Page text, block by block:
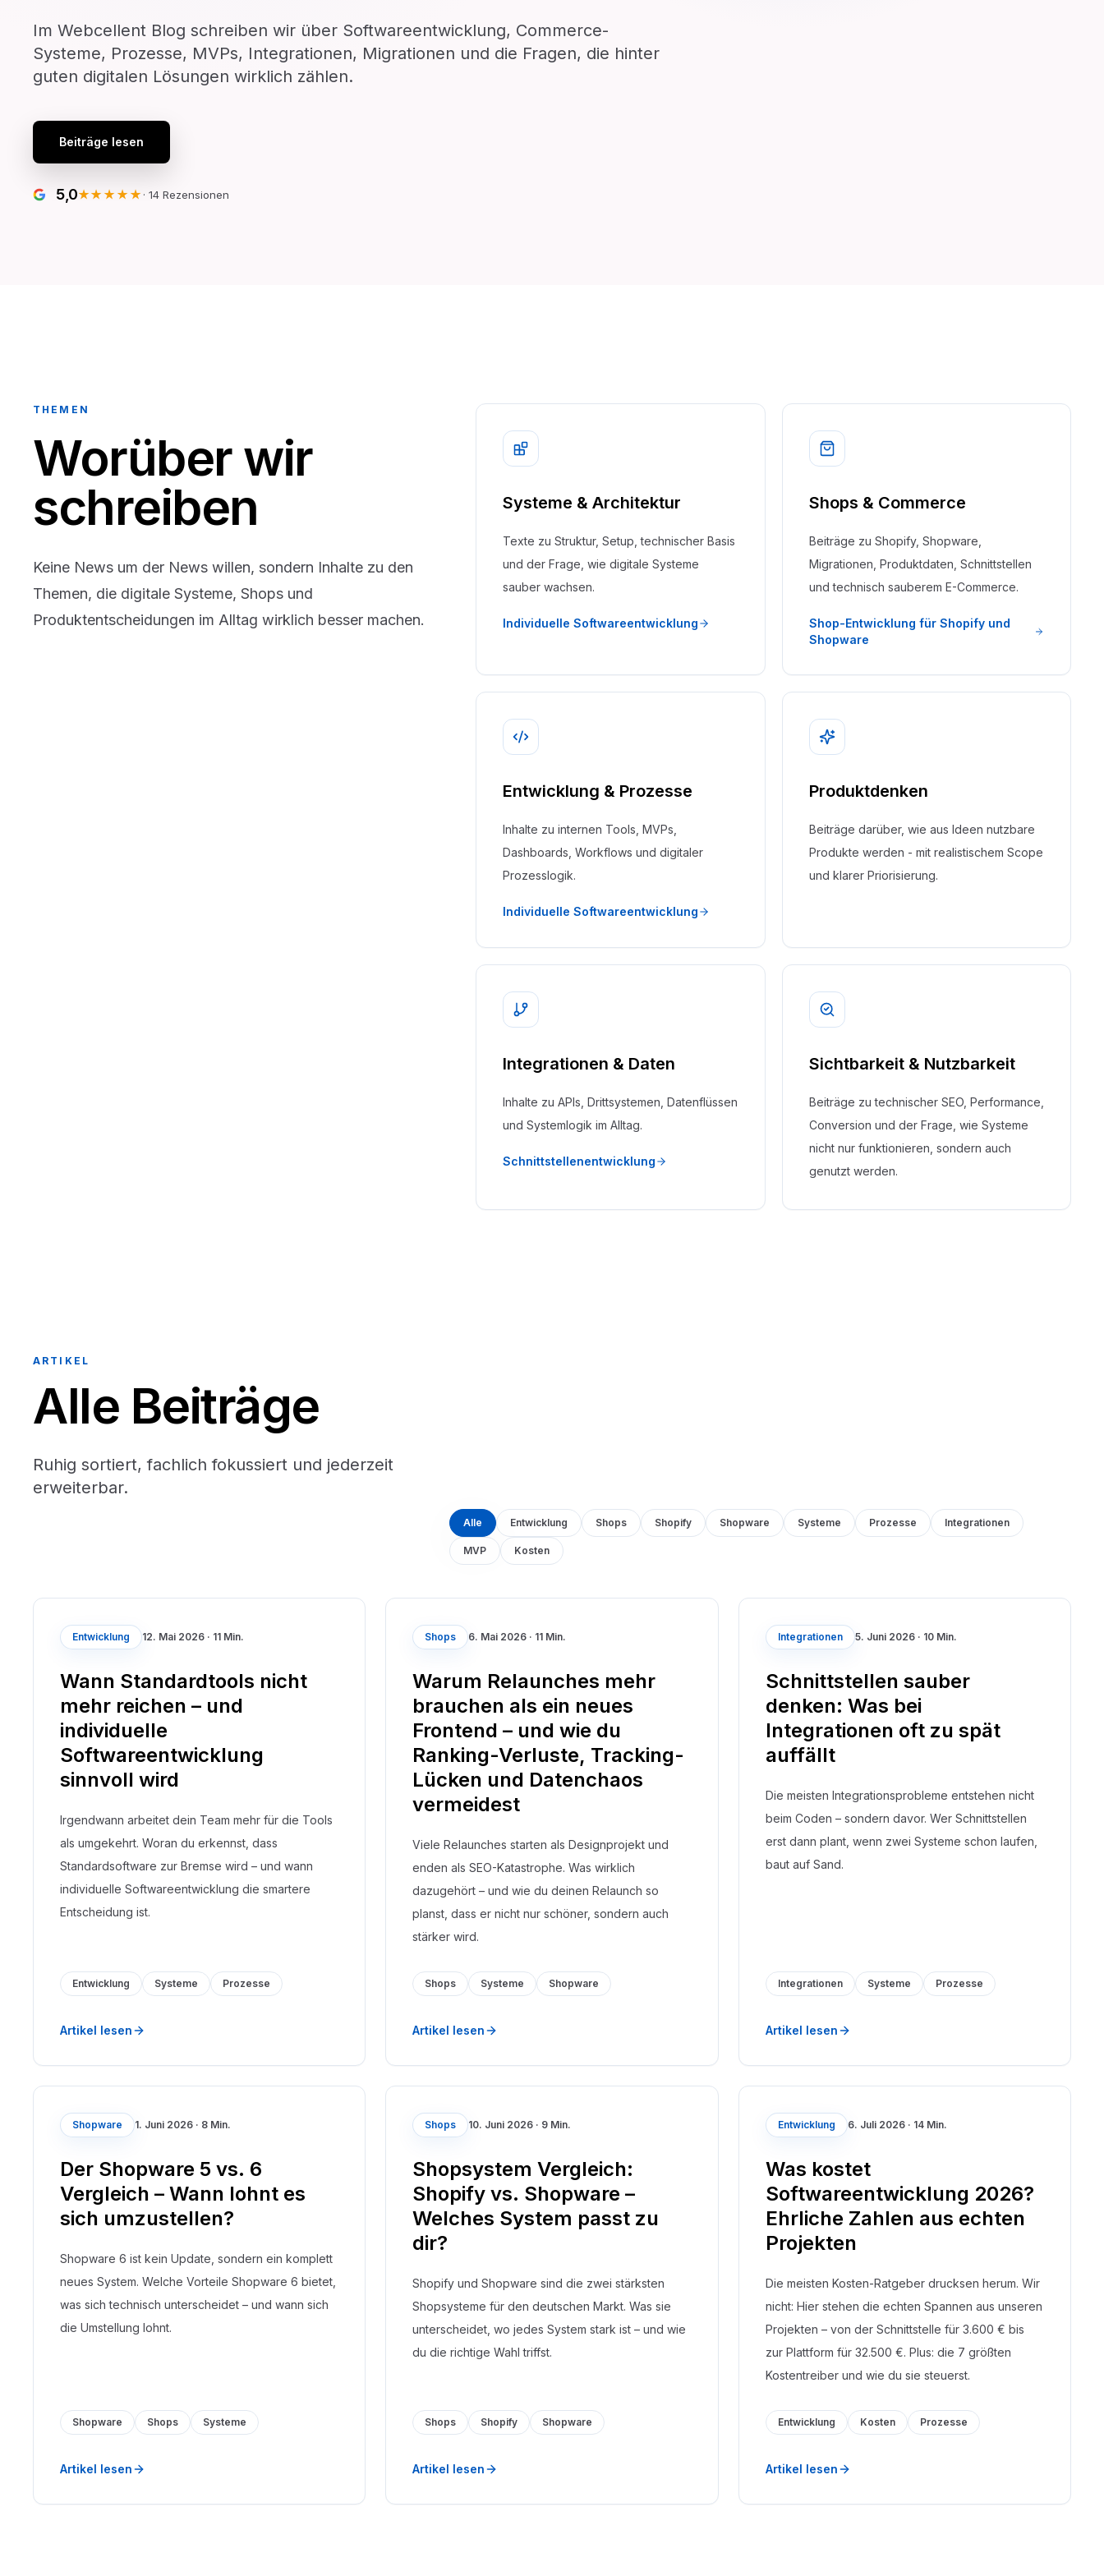
Im Webcellent Blog schreiben wir über Softwareentwicklung, Commerce-
Systeme, Prozesse, MVPs, Integrationen, Migrationen und die Fragen, die hinter
guten digitalen Lösungen wirklich zählen.
Beiträge lesen
5,0★★★★★ · 14 Rezensionen
THEMEN
Worüber wir
schreiben
Keine News um der News willen, sondern Inhalte zu den
Themen, die digitale Systeme, Shops und
Produktentscheidungen im Alltag wirklich besser machen.
Systeme & Architektur
Texte zu Struktur, Setup, technischer Basis
und der Frage, wie digitale Systeme
sauber wachsen.
Individuelle Softwareentwicklung
Shops & Commerce
Beiträge zu Shopify, Shopware,
Migrationen, Produktdaten, Schnittstellen
und technisch sauberem E-Commerce.
Shop-Entwicklung für Shopify und
Shopware
Entwicklung & Prozesse
Inhalte zu internen Tools, MVPs,
Dashboards, Workflows und digitaler
Prozesslogik.
Individuelle Softwareentwicklung
Produktdenken
Beiträge darüber, wie aus Ideen nutzbare
Produkte werden - mit realistischem Scope
und klarer Priorisierung.
Integrationen & Daten
Inhalte zu APIs, Drittsystemen, Datenflüssen
und Systemlogik im Alltag.
Schnittstellenentwicklung
Sichtbarkeit & Nutzbarkeit
Beiträge zu technischer SEO, Performance,
Conversion und der Frage, wie Systeme
nicht nur funktionieren, sondern auch
genutzt werden.
ARTIKEL
Alle Beiträge
Ruhig sortiert, fachlich fokussiert und jederzeit
erweiterbar.
Alle Entwicklung Shops Shopify Shopware Systeme Prozesse Integrationen
MVP Kosten
Entwicklung 12. Mai 2026 · 11 Min.
Wann Standardtools nicht
mehr reichen – und
individuelle
Softwareentwicklung
sinnvoll wird
Irgendwann arbeitet dein Team mehr für die Tools
als umgekehrt. Woran du erkennst, dass
Standardsoftware zur Bremse wird – und wann
individuelle Softwareentwicklung die smartere
Entscheidung ist.
Entwicklung Systeme Prozesse
Artikel lesen
Shops 6. Mai 2026 · 11 Min.
Warum Relaunches mehr
brauchen als ein neues
Frontend – und wie du
Ranking-Verluste, Tracking-
Lücken und Datenchaos
vermeidest
Viele Relaunches starten als Designprojekt und
enden als SEO-Katastrophe. Was wirklich
dazugehört – und wie du deinen Relaunch so
planst, dass er nicht nur schöner, sondern auch
stärker wird.
Shops Systeme Shopware
Artikel lesen
Integrationen 5. Juni 2026· 10 Min.
Schnittstellen sauber
denken: Was bei
Integrationen oft zu spät
auffällt
Die meisten Integrationsprobleme entstehen nicht
beim Coden – sondern davor. Wer Schnittstellen
erst dann plant, wenn zwei Systeme schon laufen,
baut auf Sand.
Integrationen Systeme Prozesse
Artikel lesen
Shopware 1. Juni 2026 · 8 Min.
Der Shopware 5 vs. 6
Vergleich – Wann lohnt es
sich umzustellen?
Shopware 6 ist kein Update, sondern ein komplett
neues System. Welche Vorteile Shopware 6 bietet,
was sich technisch unterscheidet – und wann sich
die Umstellung lohnt.
Shopware Shops Systeme
Artikel lesen
Shops 10. Juni 2026 · 9 Min.
Shopsystem Vergleich:
Shopify vs. Shopware –
Welches System passt zu
dir?
Shopify und Shopware sind die zwei stärksten
Shopsysteme für den deutschen Markt. Was sie
unterscheidet, wo jedes System stark ist – und wie
du die richtige Wahl triffst.
Shops Shopify Shopware
Artikel lesen
Entwicklung 6. Juli 2026· 14 Min.
Was kostet
Softwareentwicklung 2026?
Ehrliche Zahlen aus echten
Projekten
Die meisten Kosten-Ratgeber drucksen herum. Wir
nicht: Hier stehen die echten Spannen aus unseren
Projekten – von der Schnittstelle für 3.600 € bis
zur Plattform für 32.500 €. Plus: die 7 größten
Kostentreiber und wie du sie steuerst.
Entwicklung Kosten Prozesse
Artikel lesen